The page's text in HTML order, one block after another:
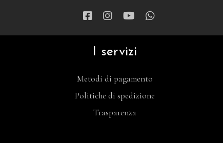
I servizi
Metodi di pagamento
Politiche di spedizione
Trasparenza